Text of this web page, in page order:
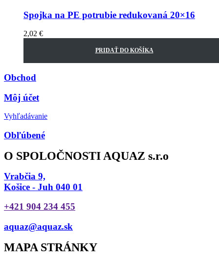
Spojka na PE potrubie redukovaná 20×16
2,02 €
PRIDAŤ DO KOŠÍKA
Obchod
Môj účet
Vyhľadávanie
Obľúbené
O SPOLOČNOSTI AQUAZ s.r.o
Vrabčia 9,
Košice - Juh 040 01
+421 904 234 455
aquaz@aquaz.sk
MAPA STRÁNKY